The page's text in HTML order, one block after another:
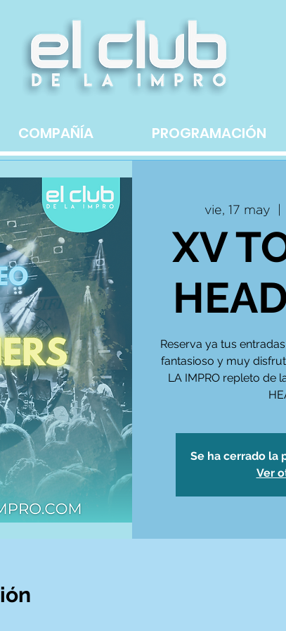
COMPAÑÍA PROGRAMACIÓN
vie, 17 may
XV
Reserva ya tus
fantasioso y muy
LA IMPRO repleto de
Se ha cerrado la
Ver